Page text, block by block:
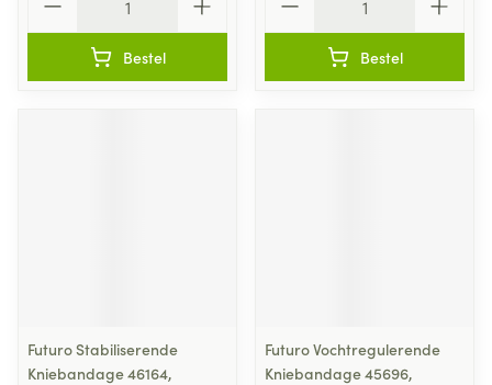
Bestel Bestel
Futuro Stabiliserende
Kniebandage 46164,
Futuro Vochtregulerende
Kniebandage 45696,